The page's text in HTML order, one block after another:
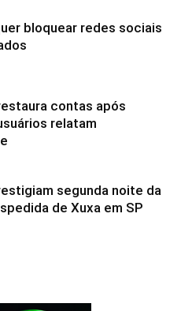
bloquear redes sociais
contas após
relatam
segunda noite da
de Xuxa em SP